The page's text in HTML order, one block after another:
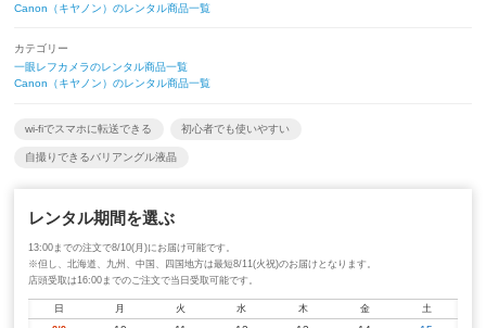
Canon（キヤノン）のレンタル商品一覧
カテゴリー
一眼レフカメラのレンタル商品一覧
Canon（キヤノン）のレンタル商品一覧
wi-fiでスマホに転送できる 初心者でも使いやすい
自撮りできるバリアングル液晶
レンタル期間を選ぶ
13:00までの注文で8/10(月)にお届け可能です。
※但し、北海道、九州、中国、四国地方は最短8/11(火祝)のお届けとなります。
店頭受取は16:00までのご注文で当日受取可能です。
日 月 火 水 木 金 土